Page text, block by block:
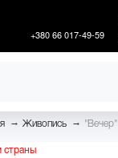
+380 66 017-49-59
→ Живопись → "Вечер"
страны